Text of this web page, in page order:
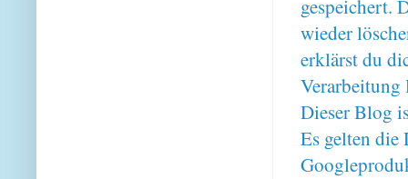
gespeichert.
wieder
erklärst du
Verarbeitung
Dieser Blog
Es gelten